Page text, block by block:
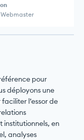
pour
déployons une
l’essor de
institutionnels, en
analyses